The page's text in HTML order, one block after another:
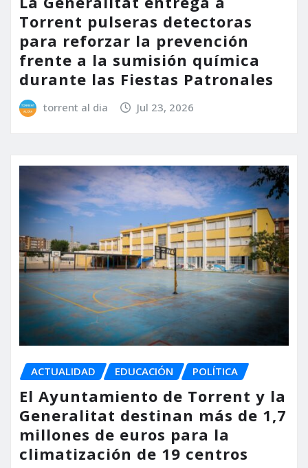
Torrent pulseras detectoras
para reforzar la prevención
frente a la sumisión química
durante las Fiestas Patronales
torrent al dia Jul 23, 2026
ACTUALIDAD EDUCACIÓN POLÍTICA
El Ayuntamiento de Torrent y la
Generalitat destinan más de 1,7
millones de euros para la
climatización de 19 centros